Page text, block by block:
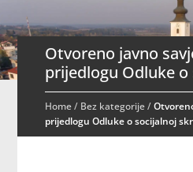
Otvoreno javno
prijedlogu Odluke
Home/ Bez kategorije/
prijedlogu Odluke o socijalnoj